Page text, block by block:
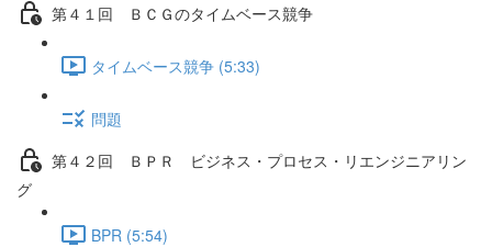
第４１回 ＢＣＧのタイムベース競争
タイムベース競争 (5:33)
問題
第４２回 ＢＰＲ ビジネス・プロセス・リエンジニアリン
グ
BPR (5:54)